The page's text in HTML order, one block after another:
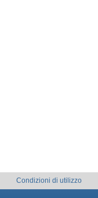
Condizioni di utilizzo